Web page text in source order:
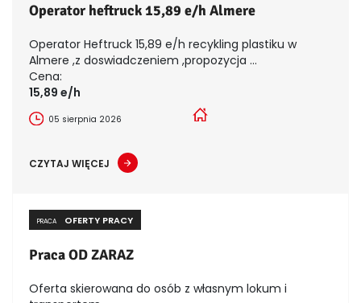
Operator heftruck 15,89 e/h Almere
Operator Heftruck 15,89 e/h recykling plastiku w
Almere ,z doswiadczeniem ,propozycja ...
Cena:
15,89 e/h
05 sierpnia 2026
CZYTAJ WIĘCEJ
PRACA OFERTY PRACY
Praca OD ZARAZ
Oferta skierowana do osób z własnym lokum i